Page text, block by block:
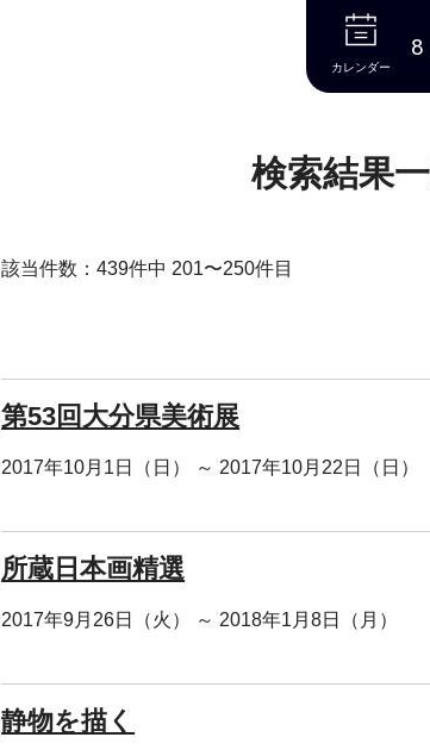
本文へ
カレンダー
8
検索結果
該当件数：439件中 201〜250件目
第53回大分県美術展
2017年10月1日（日） ～ 2017年10月22日（日）
所蔵日本画精選
2017年9月26日（火） ～ 2018年1月8日（月）
静物を描く